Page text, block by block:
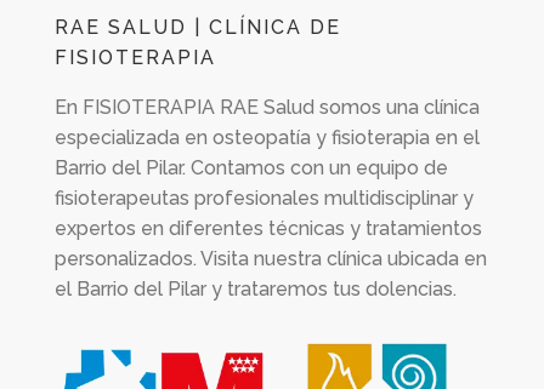
RAE SALUD | CLÍNICA DE
FISIOTERAPIA
En FISIOTERAPIA RAE Salud somos una clínica
especializada en osteopatía y fisioterapia en el
Barrio del Pilar. Contamos con un equipo de
fisioterapeutas profesionales multidisciplinar y
expertos en diferentes técnicas y tratamientos
personalizados. Visita nuestra clínica ubicada en
el Barrio del Pilar y trataremos tus dolencias.